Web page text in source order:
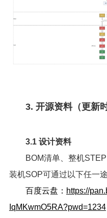
3. 开源资料（更新
3.1 设计资料
BOM清单、整机
装机SOP可通过以下任一
百度云盘： https://
IqMKwmO5RA?pwd=1234